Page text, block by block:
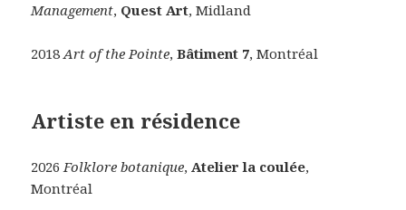
Management, Quest Art, Midland
2018Art of the Pointe,Bâtiment 7, Montréal
Artiste en résidence
2026Folklore botanique,Atelier la coulée,
Montréal